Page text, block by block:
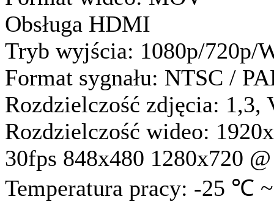
Obsługa HDMI
Tryb wyjścia: 1080p/720p/
Format sygnału: NTSC /
Rozdzielczość zdjęcia:
Rozdzielczość wideo:
30fps 848x480 1280x720
Temperatura pracy: -25 ℃